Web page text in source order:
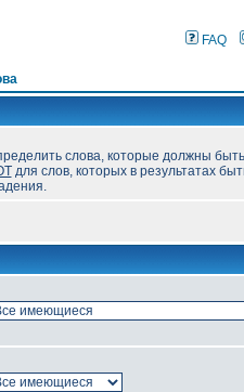
FAQ
слова, которые должны быть
для слов, которых в результатах